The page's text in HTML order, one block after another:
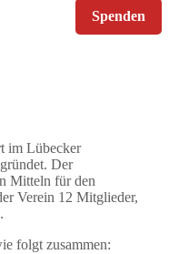
Spenden
im Lübecker
Der
Mitteln für den
Verein 12 Mitglieder,
folgt zusammen: